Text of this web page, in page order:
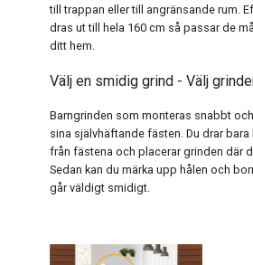
till trappan eller till angränsande rum.
dras ut till hela 160 cm så passar de
ditt hem.
Välj en smidig grind - Välj
Barngrinden som monteras snabbt
sina självhäftande fästen. Du drar
från fästena och placerar grinden där
Sedan kan du märka upp hålen och
går väldigt smidigt.